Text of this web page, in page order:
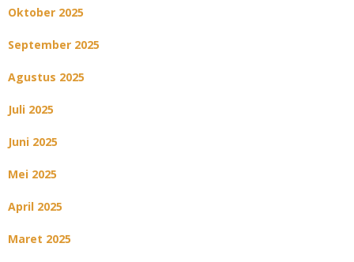
Oktober 2025
September 2025
Agustus 2025
Juli 2025
Juni 2025
Mei 2025
April 2025
Maret 2025